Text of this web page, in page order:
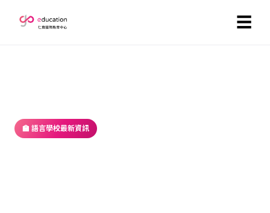
☰
🏫 語言學校最新資訊